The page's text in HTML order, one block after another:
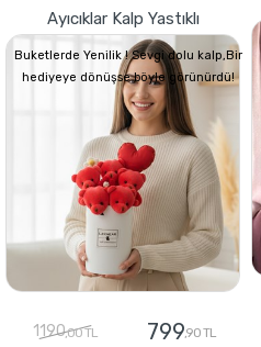
Ayıcıklar Kalp Yastıklı
Buketlerde Yenilik ! Sevgi dolu kalp,Bir
hediyeye dönüşse böyle görünürdü!
1190,00 TL 799,90 TL